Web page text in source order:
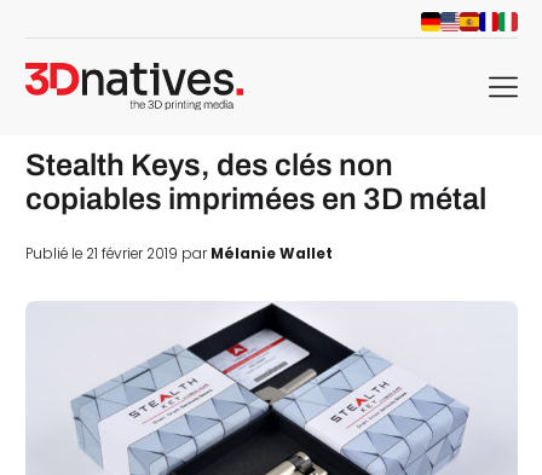
menu
Stealth Keys, des clés non
copiables imprimées en 3D métal
Publié le 21 février 2019 parMélanie Wallet